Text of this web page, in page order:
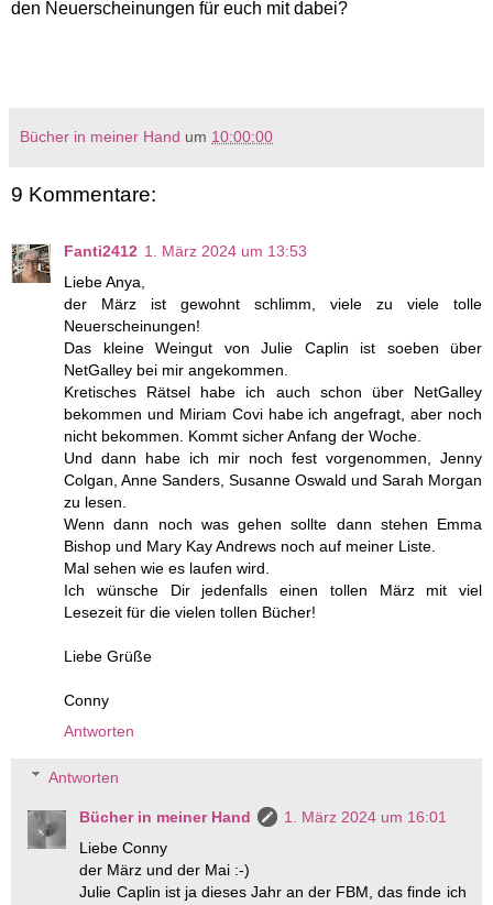
den Neuerscheinungen für euch mit dabei?
Bücher in meiner Hand um 10:00:00
9 Kommentare:
Fanti2412 1. März 2024 um 13:53
Liebe Anya,
der März ist gewohnt schlimm, viele zu viele tolle
Neuerscheinungen!
Das kleine Weingut von Julie Caplin ist soeben über
NetGalley bei mir angekommen.
Kretisches Rätsel habe ich auch schon über NetGalley
bekommen und Miriam Covi habe ich angefragt, aber noch
nicht bekommen. Kommt sicher Anfang der Woche.
Und dann habe ich mir noch fest vorgenommen, Jenny
Colgan, Anne Sanders, Susanne Oswald und Sarah Morgan
zu lesen.
Wenn dann noch was gehen sollte dann stehen Emma
Bishop und Mary Kay Andrews noch auf meiner Liste.
Mal sehen wie es laufen wird.
Ich wünsche Dir jedenfalls einen tollen März mit viel
Lesezeit für die vielen tollen Bücher!
Liebe Grüße
Conny
Antworten
Antworten
Bücher in meiner Hand
1. März 2024 um 16:01
Liebe Conny
der März und der Mai :-)
Julie Caplin ist ja dieses Jahr an der FBM, das finde ich